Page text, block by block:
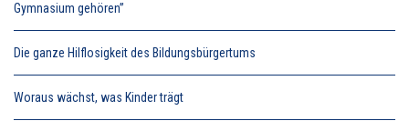
Gymnasium gehören”
Die ganze Hilflosigkeit des Bildungsbürgertums
Woraus wächst, was Kinder trägt